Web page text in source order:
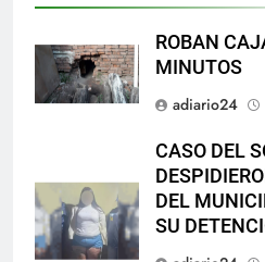
ROBAN
MINUTOS
adiario24
CASO DEL
DEL
SU